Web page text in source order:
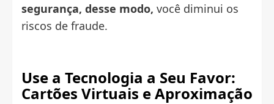
segurança, desse modo, você diminui os
riscos de fraude.
Use a Tecnologia a Seu Favor:
Cartões Virtuais e Aproximação